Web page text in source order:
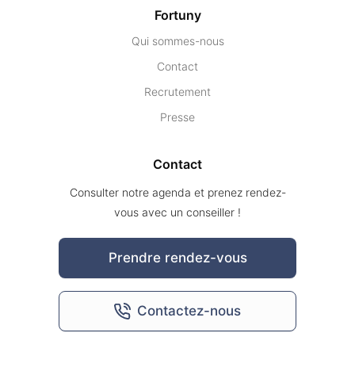
Fortuny
Qui sommes-nous
Contact
Recrutement
Presse
Contact
Consulter notre agenda et prenez rendez-
vous avec un conseiller !
Prendre rendez-vous
Contactez-nous